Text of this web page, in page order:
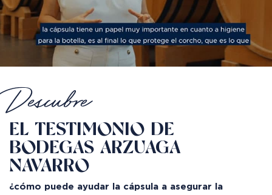
Descubre
EL TESTIMONIO DE
BODEGAS ARZUAGA
NAVARRO
¿cómo puede ayudar la cápsula a asegurar la